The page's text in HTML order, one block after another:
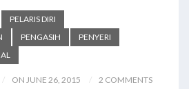
PELARIS DIRI
PENGASIH
PENYERI
ON JUNE 26, 2015 2 COMMENTS